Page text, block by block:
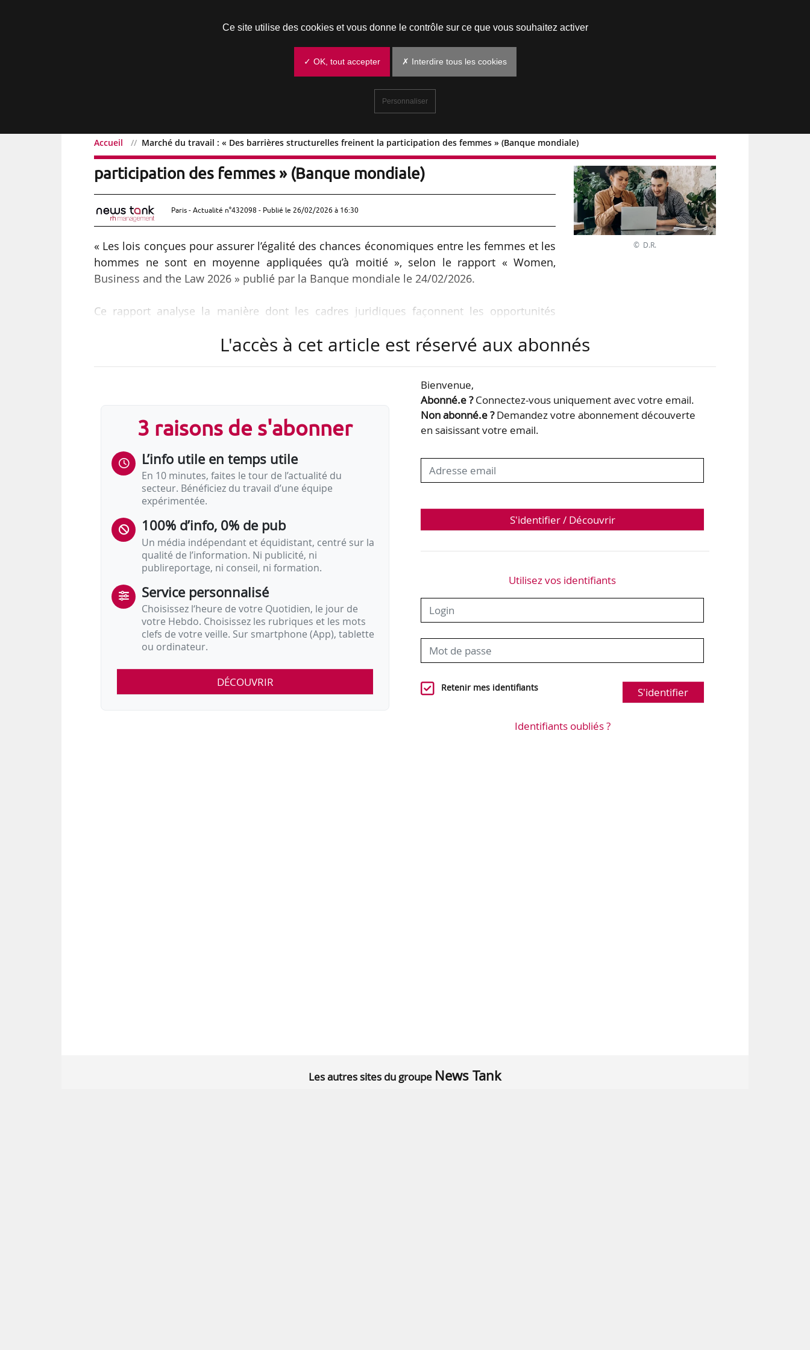
Accueil Marché du travail : « Des barrières structurelles freinent la participation des femmes » (Banque mondiale)
Marché du travail : « Des barrières structurelles freinent la
participation des femmes » (Banque mondiale)
Paris - Actualité n°432098 - Publié le 26/02/2026 à 16:30
« Les lois conçues pour assurer l’égalité des chances économiques entre les femmes et les
hommes ne sont en moyenne appliquées qu’à moitié », selon le rapport « Women,
Business and the Law 2026 » publié par la Banque mondiale le 24/02/2026.
Ce rapport analyse la manière dont les cadres juridiques façonnent les opportunités
« Même si les droits existants étaient pleinement appliqués, les femmes n’auraient
traduit…
© D.R.
L'accès à cet article est réservé aux abonnés
3 raisons de s'abonner
L’info utile en temps utile
En 10 minutes, faites le tour de l’actualité du
secteur. Bénéficiez du travail d’une équipe
expérimentée.
100% d’info, 0% de pub
Un média indépendant et équidistant, centré sur la
qualité de l’information. Ni publicité, ni
publireportage, ni conseil, ni formation.
Service personnalisé
Choisissez l‘heure de votre Quotidien, le jour de
votre Hebdo. Choisissez les rubriques et les mots
clefs de votre veille. Sur smartphone (App), tablette
ou ordinateur.
DÉCOUVRIR
Bienvenue,
Abonné.e ?Connectez-vous uniquement avec votre email.
Non abonné.e ?Demandez votre abonnement découverte
en saisissant votre email.
S'identifier / Découvrir
Utilisez vos identifiants
Retenir mes identifiants S'identifier
Identifiants oubliés ?
Les autres sites du groupe News Tank
Ce site utilise des cookies et vous donne le contrôle sur ce que vous souhaitez activer
✓ OK, tout accepter ✗ Interdire tous les cookies
Personnaliser